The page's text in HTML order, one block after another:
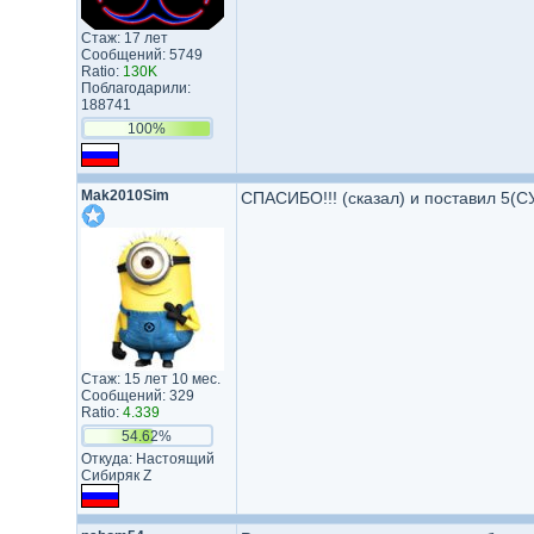
Стаж: 17 лет
Сообщений: 5749
Ratio: 130K
Поблагодарили:
188741
100%
Mak2010Sim
Стаж: 15 лет 10 мес.
Сообщений: 329
Ratio: 4.339
54.62%
Откуда: Настоящий
Сибиряк Z
СПАСИБО!!! (сказал) и поставил